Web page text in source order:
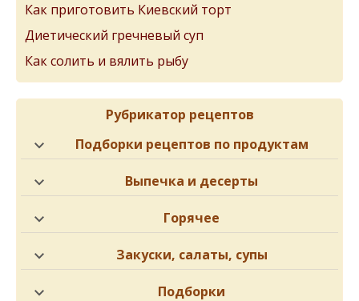
Как приготовить Киевский торт
Диетический гречневый суп
Как солить и вялить рыбу
Рубрикатор рецептов
Подборки рецептов по продуктам
Выпечка и десерты
Горячее
Закуски, салаты, супы
Подборки